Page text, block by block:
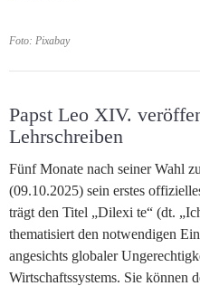
Foto: Pixabay
Papst Leo XIV.
Lehrschreiben
Fünf Monate nach seiner Wahl
(09.10.2025) sein erstes
trägt den Titel „Dilexi te“ (dt.
thematisiert den notwendigen
angesichts globaler
Wirtschaftssystems. Sie können